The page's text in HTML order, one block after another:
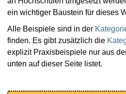
ein wichtiger Baustein für dieses
Alle Beispiele sind in der
finden. Es gibt zusätzlich die
explizit Praxisbeispiele nur aus
unten auf dieser Seite listet.